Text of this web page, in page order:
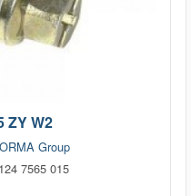
ZY W2
Group
7565 015